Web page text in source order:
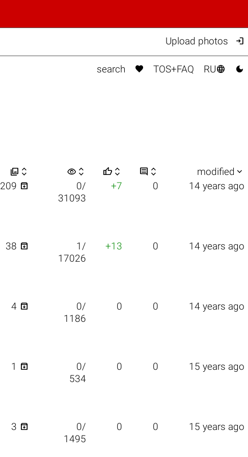
Upload photos 
search  TOS+FAQ RU 
  visibility      modified 
209 
0/
31093
+7 0 14 years ago
38 
1/
17026
+13 0 14 years ago
4 
0/
1186
0 0 14 years ago
1 
0/
534
0 0 15 years ago
3 
0/
1495
0 0 15 years ago